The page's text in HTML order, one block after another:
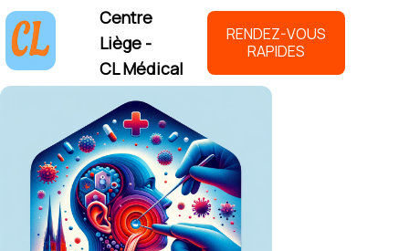
Centre
Liège -
CL Médical
RENDEZ-VOUS
RAPIDES